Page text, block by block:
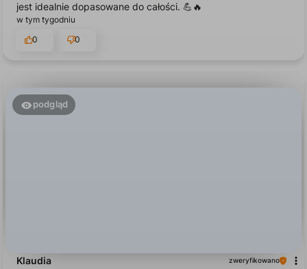
jest idealnie dopasowane do całości. 💪🔥
w tym tygodniu
0
0
podgląd
Klaudia zweryfikowano